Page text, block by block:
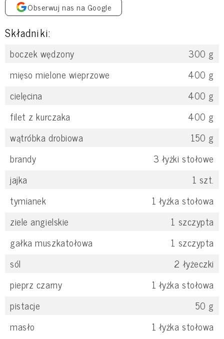
Obserwuj nas na Google
Składniki:
boczek wędzony 300 g
mięso mielone wieprzowe
400 g
cielęcina
400 g
filet z kurczaka
400 g
wątróbka drobiowa
150 g
brandy
3 łyżki stołowe
jajka
1 szt.
tymianek
1 łyżka stołowa
ziele angielskie
1 szczypta
gałka muszkatołowa
1 szczypta
sól
2 łyżeczki
pieprz czarny
1 łyżka stołowa
pistacje
50 g
masło
1 łyżka stołowa